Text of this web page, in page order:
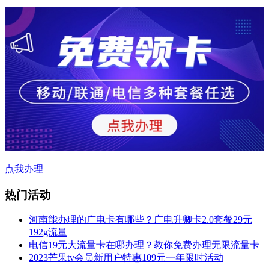
点我办理
热门活动
河南能办理的广电卡有哪些？广电升卿卡2.0套餐29元
192g流量
电信19元大流量卡在哪办理？教你免费办理无限流量卡
2023芒果tv会员新用户特惠109元一年限时活动